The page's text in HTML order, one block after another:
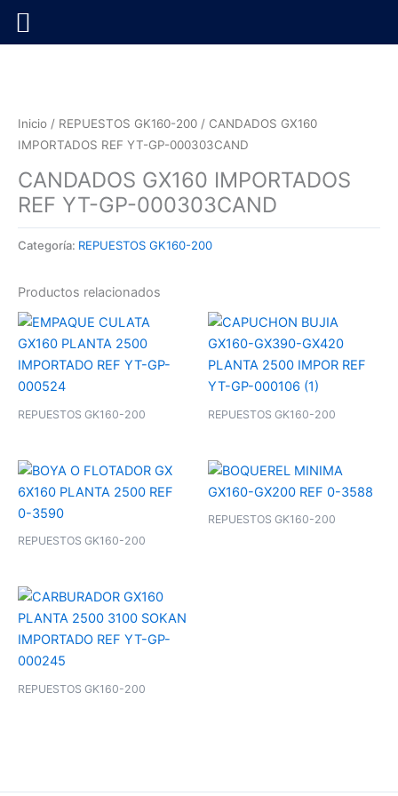
Inicio / REPUESTOS GK160-200 / CANDADOS GX160
IMPORTADOS REF YT-GP-000303CAND
CANDADOS GX160 IMPORTADOS
REF YT-GP-000303CAND
Categoría: REPUESTOS GK160-200
Productos relacionados
REPUESTOS GK160-200 REPUESTOS GK160-200
REPUESTOS GK160-200
REPUESTOS GK160-200
REPUESTOS GK160-200